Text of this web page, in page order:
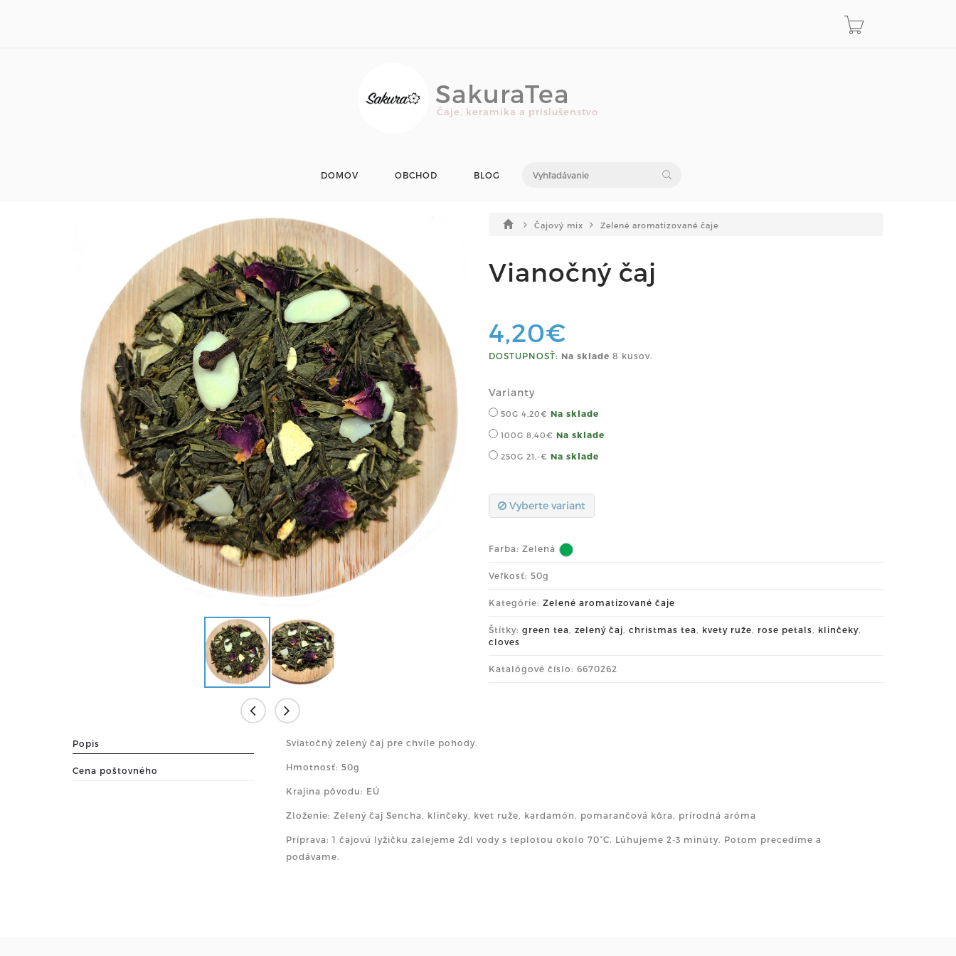
SakuraTea
Čaje, keramika a príslušenstvo
DOMOV OBCHOD BLOG
Čajový mix Zelené aromatizované čaje
Vianočný čaj
4,20€
DOSTUPNOSŤ: Na sklade 8 kusov.
Varianty
50G 4,20€ Na sklade
100G 8,40€ Na sklade
250G 21,-€ Na sklade
Vyberte variant
Farba: Zelená
Veľkosť: 50g
Kategórie: Zelené aromatizované čaje
Štítky: green tea, zelený čaj, christmas tea, kvety ruže, rose petals, klinčeky,
cloves
Katalógové číslo: 6670262
Popis
Cena poštovného
Sviatočný zelený čaj pre chvíle pohody.
Hmotnosť: 50g
Krajina pôvodu: EÚ
Zloženie: Zelený čaj Sencha, klinčeky, kvet ruže, kardamón, pomarančová kôra, prírodná aróma
Príprava: 1 čajovú lyžičku zalejeme 2dl vody s teplotou okolo 70°C. Lúhujeme 2-3 minúty. Potom precedíme a
podávame.